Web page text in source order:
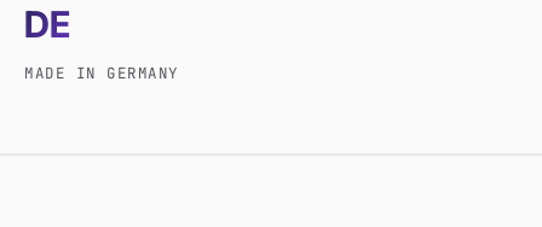
DE
MADE IN GERMANY